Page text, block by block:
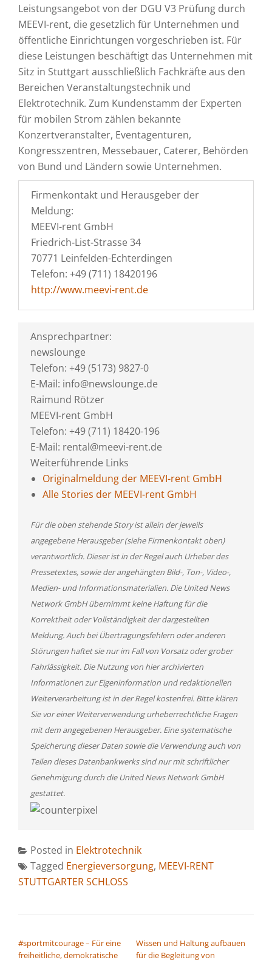
Leistungsangebot von der DGU V3 Prüfung durch
MEEVI-rent, die gesetzlich für Unternehmen und
öffentliche Einrichtungen vorgeschrieben ist. Für
diese Leistungen beschäftigt das Unternehmen mit
Sitz in Stuttgart ausschließlich Fachkräfte aus den
Bereichen Veranstaltungstechnik und
Elektrotechnik. Zum Kundenstamm der Experten
für mobilen Strom zählen bekannte
Konzertveranstalter, Eventagenturen,
Kongresszentren, Messebauer, Caterer, Behörden
von Bund und Ländern sowie Unternehmen.
Firmenkontakt und Herausgeber der
Meldung:
MEEVI-rent GmbH
Friedrich-List-Strasse 34
70771 Leinfelden-Echterdingen
Telefon: +49 (711) 18420196
http://www.meevi-rent.de
Ansprechpartner:
newslounge
Telefon: +49 (5173) 9827-0
E-Mail: info@newslounge.de
Raimund Rötzer
MEEVI-rent GmbH
Telefon: +49 (711) 18420-196
E-Mail: rental@meevi-rent.de
Weiterführende Links
Originalmeldung der MEEVI-rent GmbH
Alle Stories der MEEVI-rent GmbH
Für die oben stehende Story ist allein der jeweils
angegebene Herausgeber (siehe Firmenkontakt oben)
verantwortlich. Dieser ist in der Regel auch Urheber des
Pressetextes, sowie der angehängten Bild-, Ton-, Video-,
Medien- und Informationsmaterialien. Die United News
Network GmbH übernimmt keine Haftung für die
Korrektheit oder Vollständigkeit der dargestellten
Meldung. Auch bei Übertragungsfehlern oder anderen
Störungen haftet sie nur im Fall von Vorsatz oder grober
Fahrlässigkeit. Die Nutzung von hier archivierten
Informationen zur Eigeninformation und redaktionellen
Weiterverarbeitung ist in der Regel kostenfrei. Bitte klären
Sie vor einer Weiterverwendung urheberrechtliche Fragen
mit dem angegebenen Herausgeber. Eine systematische
Speicherung dieser Daten sowie die Verwendung auch von
Teilen dieses Datenbankwerks sind nur mit schriftlicher
Genehmigung durch die United News Network GmbH
gestattet.
Posted in Elektrotechnik
Tagged Energieversorgung, MEEVI-RENT
STUTTGARTER SCHLOSS
#sportmitcourage – Für eine
freiheitliche, demokratische
Wissen und Haltung aufbauen
für die Begleitung von